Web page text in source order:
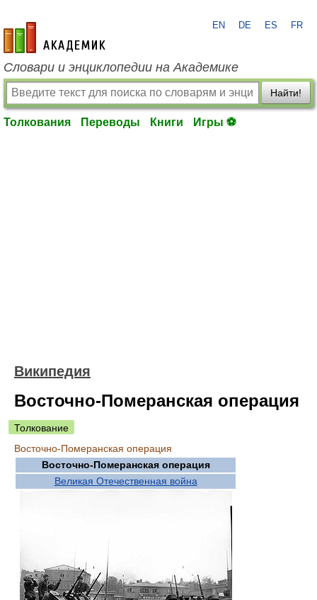
academic.ru
EN DE ES FR
Словари и энциклопедии на Академике
Найти!
Толкования Переводы Книги Игры ⚽
Википедия
Восточно-Померанская операция
Толкование
Восточно-Померанская операция
Восточно-Померанская операция
Великая Отечественная война